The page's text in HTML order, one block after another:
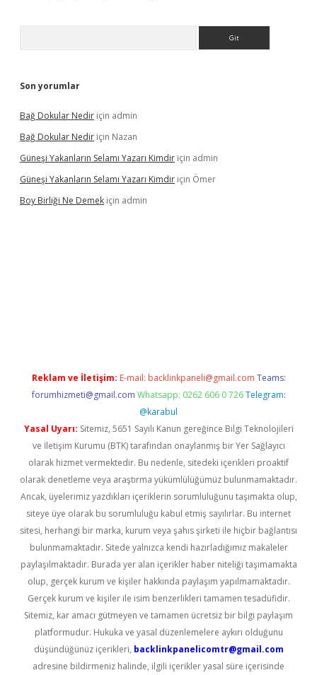
Son yorumlar
Bağ Dokular Nedir için admin
Bağ Dokular Nedir için Nazan
Güneşi Yakanların Selamı Yazarı Kimdir için admin
Güneşi Yakanların Selamı Yazarı Kimdir için Ömer
Boy Birliği Ne Demek için admin
Reklam ve İletişim: E-mail: backlinkpaneli@gmail.com Teams:
forumhizmeti@gmail.com Whatsapp: 0262 606 0 726 Telegram:
@karabul
Yasal Uyarı: Sitemiz, 5651 Sayılı Kanun gereğince Bilgi Teknolojileri
ve İletişim Kurumu (BTK) tarafından onaylanmış bir Yer Sağlayıcı
olarak hizmet vermektedir. Bu nedenle, sitedeki içerikleri proaktif
olarak denetleme veya araştırma yükümlülüğümüz bulunmamaktadır.
Ancak, üyelerimiz yazdıkları içeriklerin sorumluluğunu taşımakta olup,
siteye üye olarak bu sorumluluğu kabul etmiş sayılırlar. Bu internet
sitesi, herhangi bir marka, kurum veya şahıs şirketi ile hiçbir bağlantısı
bulunmamaktadır. Sitede yalnızca kendi hazırladığımız makaleler
paylaşılmaktadır. Burada yer alan içerikler haber niteliği taşımamakta
olup, gerçek kurum ve kişiler hakkında paylaşım yapılmamaktadır.
Gerçek kurum ve kişiler ile isim benzerlikleri tamamen tesadüfidir.
Sitemiz, kar amacı gütmeyen ve tamamen ücretsiz bir bilgi paylaşım
platformudur. Hukuka ve yasal düzenlemelere aykırı olduğunu
düşündüğünüz içerikleri, backlinkpanelicomtr@gmail.com
adresine bildirmeniz halinde, ilgili içerikler yasal süre içerisinde